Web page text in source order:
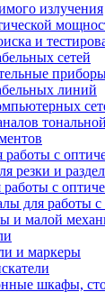
излучения
и
сетей
линий
работы с
резки и
работы с
для работы с
и малой
и маркеры